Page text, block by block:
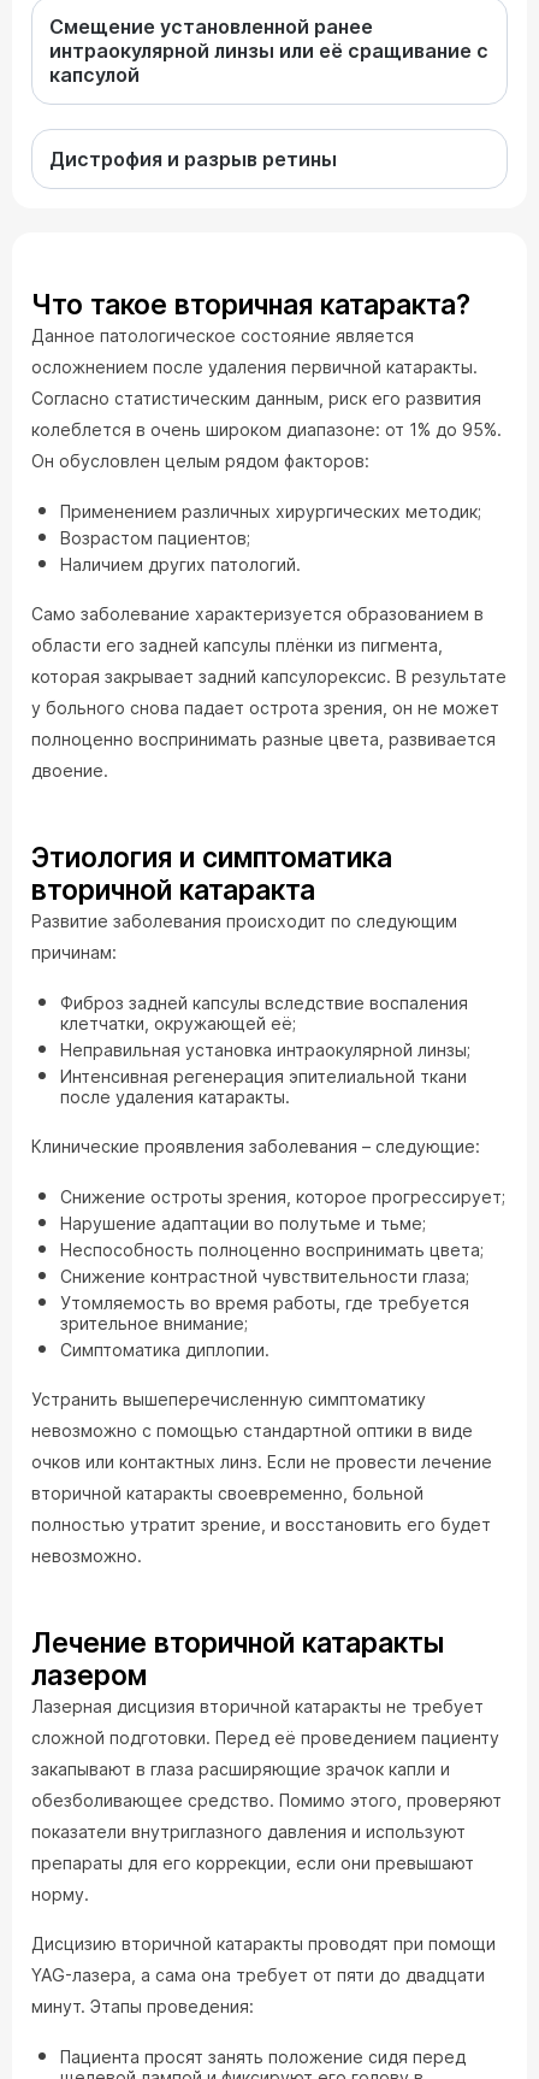
Смещение установленной ранее
интраокулярной линзы или её сращивание с
капсулой
Дистрофия и разрыв ретины
Что такое вторичная катаракта?
Данное патологическое состояние является
осложнением после удаления первичной катаракты.
Согласно статистическим данным, риск его развития
колеблется в очень широком диапазоне: от 1% до 95%.
Он обусловлен целым рядом факторов:
Применением различных хирургических методик;
Возрастом пациентов;
Наличием других патологий.
Само заболевание характеризуется образованием в
области его задней капсулы плёнки из пигмента,
которая закрывает задний капсулорексис. В результате
у больного снова падает острота зрения, он не может
полноценно воспринимать разные цвета, развивается
двоение.
Этиология и симптоматика
вторичной катаракта
Развитие заболевания происходит по следующим
причинам:
Фиброз задней капсулы вследствие воспаления
клетчатки, окружающей её;
Неправильная установка интраокулярной линзы;
Интенсивная регенерация эпителиальной ткани
после удаления катаракты.
Клинические проявления заболевания – следующие:
Снижение остроты зрения, которое прогрессирует;
Нарушение адаптации во полутьме и тьме;
Неспособность полноценно воспринимать цвета;
Снижение контрастной чувствительности глаза;
Утомляемость во время работы, где требуется
зрительное внимание;
Симптоматика диплопии.
Устранить вышеперечисленную симптоматику
невозможно с помощью стандартной оптики в виде
очков или контактных линз. Если не провести лечение
вторичной катаракты своевременно, больной
полностью утратит зрение, и восстановить его будет
невозможно.
Лечение вторичной катаракты
лазером
Лазерная дисцизия вторичной катаракты не требует
сложной подготовки. Перед её проведением пациенту
закапывают в глаза расширяющие зрачок капли и
обезболивающее средство. Помимо этого, проверяют
показатели внутриглазного давления и используют
препараты для его коррекции, если они превышают
норму.
Дисцизию вторичной катаракты проводят при помощи
YAG-лазера, а сама она требует от пяти до двадцати
минут. Этапы проведения:
Пациента просят занять положение сидя перед